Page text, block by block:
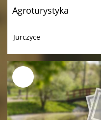
Agroturystyka
Jurczyce